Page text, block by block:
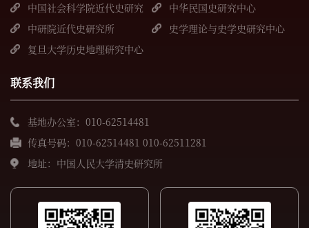
中国社会科学院近代史研究
所
中华民国史研究中心
中研院近代史研究所
史学理论与史学史研究中心
复旦大学历史地理研究中心
联系我们
基地办公室：010-62514481
传真号码：010-62514481 010-62511281
地址：中国人民大学清史研究所